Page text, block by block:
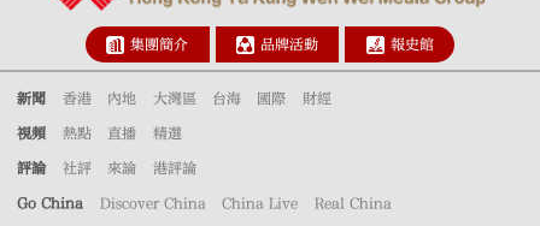
集團簡介 品牌活動 報史館
新聞 香港 內地 大灣區 台海 國際 財經
視頻 熱點 直播 精選
評論 社評 來論 港評論
Go China Discover China China Live Real China